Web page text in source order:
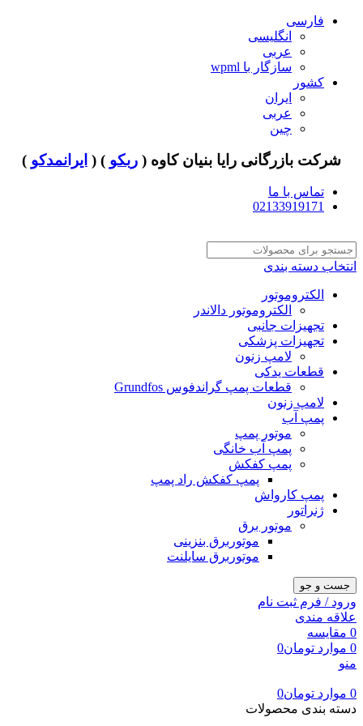
فارسی
انگلیسی
عربی
سازگار با wpml
کشور
ایران
عربی
چین
شرکت بازرگانی رایا بنیان کاوه ( ربکو ) ( ایرانمدکو )
تماس با ما
02133919171
انتخاب دسته بندی
الکتروموتور
الکتروموتور دالاندر
تجهیزات جانبی
تجهیزات پزشکی
لامپ زنون
قطعات یدکی
قطعات پمپ گراندفوس Grundfos
لامپ زنون
پمپ آب
موتور پمپ
پمپ آب خانگی
پمپ کفکش
پمپ کفکش راد پمپ
پمپ کارواش
ژنراتور
موتور برق
موتوربرق بنزینی
موتوربرق سایلنت
جست و جو
ورود / فرم ثبت نام
علاقه مندی
0 مقایسه
0 موارد تومان0
منو
0 موارد تومان0
دسته بندی محصولات